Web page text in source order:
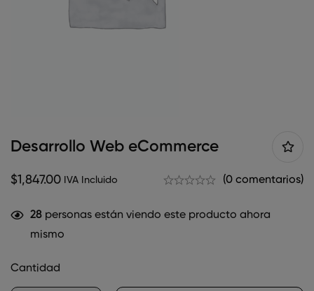
Desarrollo Web eCommerce
$1,847.00 IVA Incluido (0 comentarios)
28 personas están viendo este producto ahora
mismo
Cantidad